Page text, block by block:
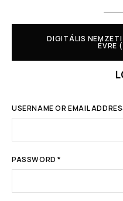
DIGITÁLIS NEMZETI
ÉVRE
USERNAME OR EMAIL
PASSWORD*